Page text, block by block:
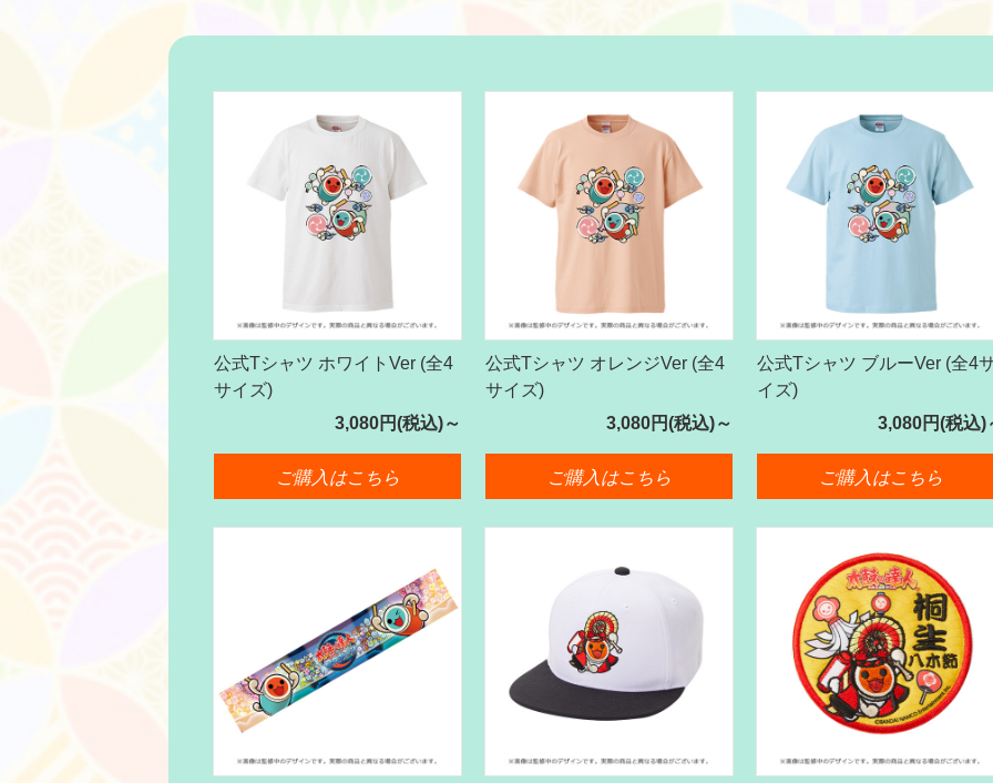
公式Tシャツ ホワイトVer (全4
サイズ)
3,080円(税込)～
ご購入はこちら
公式Tシャツ オレンジVer (全4
サイズ)
3,080円(税込)～
ご購入はこちら
公式Tシャツ ブルーVer (全4
イズ)
3,080円(税込)
ご購入はこちら